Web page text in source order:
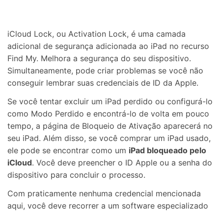
iCloud Lock, ou Activation Lock, é uma camada
adicional de segurança adicionada ao iPad no recurso
Find My. Melhora a segurança do seu dispositivo.
Simultaneamente, pode criar problemas se você não
conseguir lembrar suas credenciais de ID da Apple.
Se você tentar excluir um iPad perdido ou configurá-lo
como Modo Perdido e encontrá-lo de volta em pouco
tempo, a página de Bloqueio de Ativação aparecerá no
seu iPad. Além disso, se você comprar um iPad usado,
ele pode se encontrar como um iPad bloqueado pelo
iCloud. Você deve preencher o ID Apple ou a senha do
dispositivo para concluir o processo.
Com praticamente nenhuma credencial mencionada
aqui, você deve recorrer a um software especializado